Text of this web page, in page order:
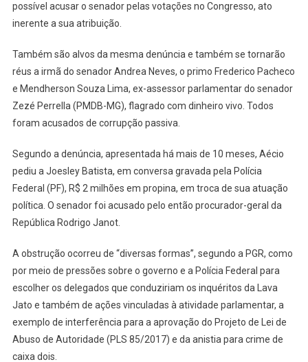
possível acusar o senador pelas votações no Congresso, ato
inerente a sua atribuição.
Também são alvos da mesma denúncia e também se tornarão
réus a irmã do senador Andrea Neves, o primo Frederico Pacheco
e Mendherson Souza Lima, ex-assessor parlamentar do senador
Zezé Perrella (PMDB-MG), flagrado com dinheiro vivo. Todos
foram acusados de corrupção passiva.
Segundo a denúncia, apresentada há mais de 10 meses, Aécio
pediu a Joesley Batista, em conversa gravada pela Polícia
Federal (PF), R$ 2 milhões em propina, em troca de sua atuação
política. O senador foi acusado pelo então procurador-geral da
República Rodrigo Janot.
A obstrução ocorreu de “diversas formas”, segundo a PGR, como
por meio de pressões sobre o governo e a Polícia Federal para
escolher os delegados que conduziriam os inquéritos da Lava
Jato e também de ações vinculadas à atividade parlamentar, a
exemplo de interferência para a aprovação do Projeto de Lei de
Abuso de Autoridade (PLS 85/2017) e da anistia para crime de
caixa dois.